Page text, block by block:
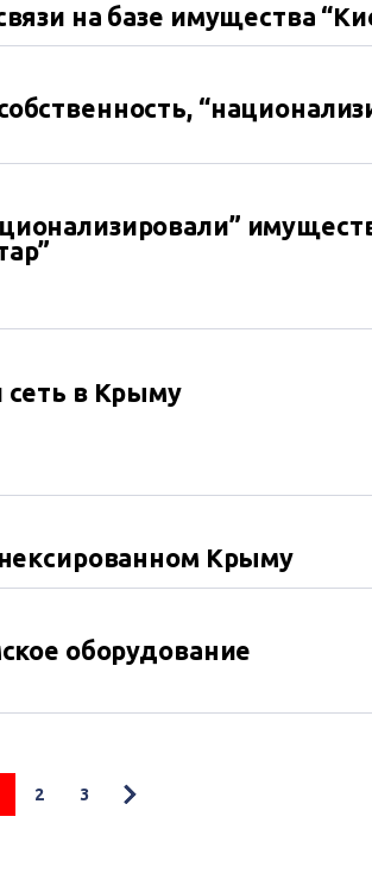
на базе имущества
сеть в Крыму
Крыму
оборудование
2 3